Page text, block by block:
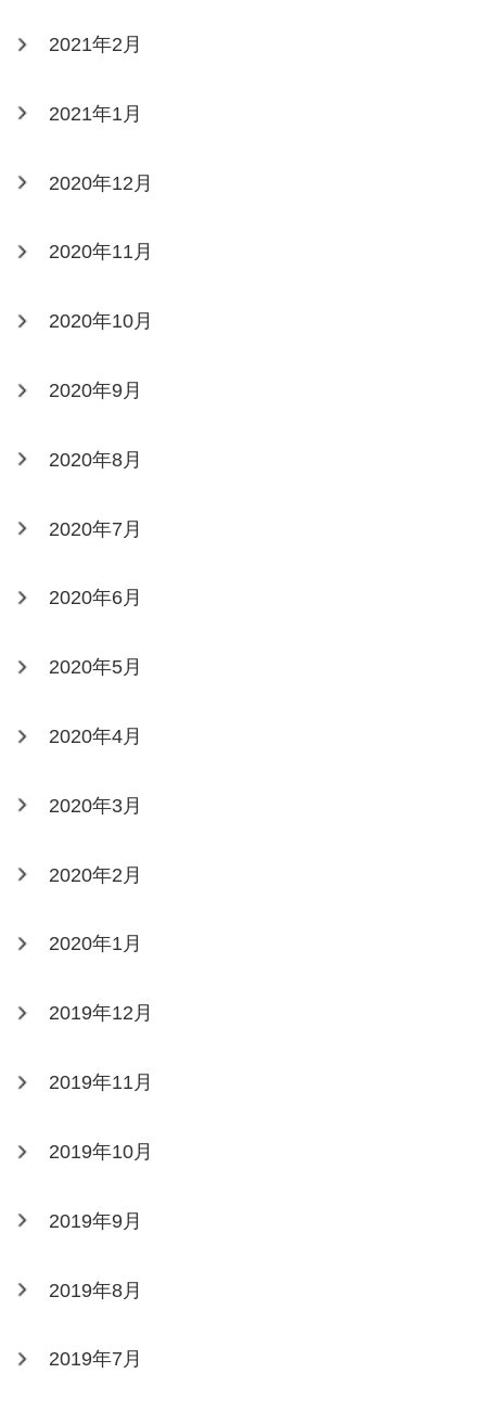
2021年2月
2021年1月
2020年12月
2020年11月
2020年10月
2020年9月
2020年8月
2020年7月
2020年6月
2020年5月
2020年4月
2020年3月
2020年2月
2020年1月
2019年12月
2019年11月
2019年10月
2019年9月
2019年8月
2019年7月